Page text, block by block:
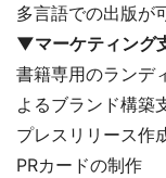
多言語での出版が
▼マーケティング
書籍専用のランデ
よるブランド構築
プレスリリース作
PRカードの制作